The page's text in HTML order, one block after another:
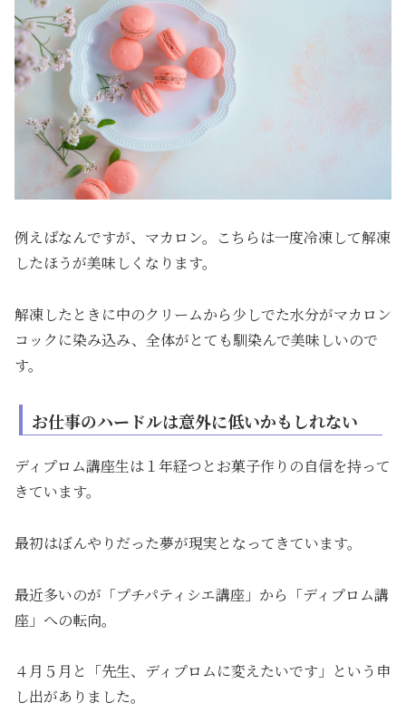
例えばなんですが、マカロン。こちらは一度冷凍して解凍
したほうが美味しくなります。
解凍したときに中のクリームから少しでた水分がマカロン
コックに染み込み、全体がとても馴染んで美味しいので
す。
お仕事のハードルは意外に低いかもしれない
ディプロム講座生は１年経つとお菓子作りの自信を持って
きています。
最初はぼんやりだった夢が現実となってきています。
最近多いのが「プチパティシエ講座」から「ディプロム講
座」への転向。
４月５月と「先生、ディプロムに変えたいです」という申
し出がありました。